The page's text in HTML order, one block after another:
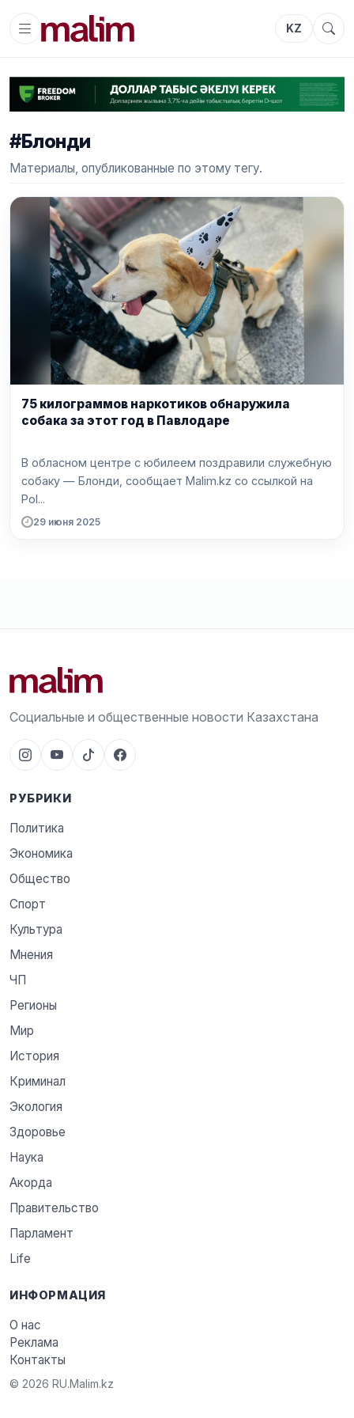
KZ
#Блонди
Материалы, опубликованные по этому тегу.
75 килограммов наркотиков обнаружила
собака за этот год в Павлодаре
В обласном центре с юбилеем поздравили служебную
собаку — Блонди, сообщает Malim.kz со ссылкой на
Pol...
29 июня 2025
Социальные и общественные новости Казахстана
РУБРИКИ
Политика
Экономика
Общество
Спорт
Культура
Мнения
ЧП
Регионы
Мир
История
Криминал
Экология
Здоровье
Наука
Акорда
Правительство
Парламент
Life
ИНФОРМАЦИЯ
О нас
Реклама
Контакты
© 2026 RU.Malim.kz